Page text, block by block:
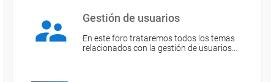
Gestión de usuarios
En este foro trataremos todos los temas
relacionados con la gestión de usuarios…